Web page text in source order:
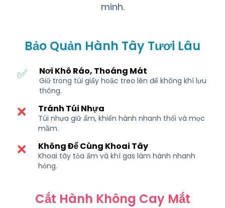
minh.
Bảo Quản Hành Tây Tươi Lâu
✅
Nơi Khô Ráo, Thoáng Mát
Giữ trong túi giấy hoặc treo lên để không khí lưu
thông.
❌ Tránh Túi Nhựa
Túi nhựa giữ ẩm, khiến hành nhanh thối và mọc
mầm.
❌ Không Để Cùng Khoai Tây
Khoai tây tỏa ẩm và khí gas làm hành nhanh
hỏng.
Cắt Hành Không Cay Mắt